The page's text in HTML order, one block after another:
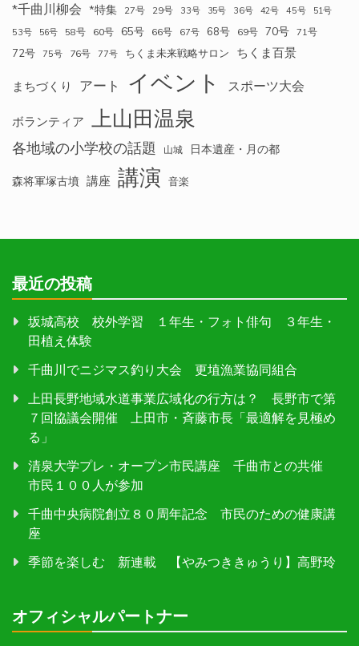
*千曲川柳会 *特集 27号 29号 33号 35号 36号 42号 45号
51号
53号
56号 58号 60号 65号 66号 67号 68号 69号 70号 71号
72号 75号 76号 77号 ちくま未来戦略サロン ちくま百景
まちづくり アート イベント スポーツ大会
ボランティア 上山田温泉
各地域の小学校の話題 山城 日本遺産・月の都
森将軍塚古墳 講座 講演 音楽
最近の投稿
坂城高校 校外学習 １年生・フォト俳句 ３年生・
田植え体験
千曲川でニジマス釣り大会 更埴漁業協同組合
上田長野地域水道事業広域化の行方は？ 長野市で第
７回協議会開催 上田市・斉藤市長「最適解を見極め
る」
清泉大学プレ・オープン市民講座 千曲市との共催
市民１００人が参加
千曲中央病院創立８０周年記念 市民のための健康講
座
季節を楽しむ 新連載 【やみつききゅうり】高野玲
オフィシャルパートナー